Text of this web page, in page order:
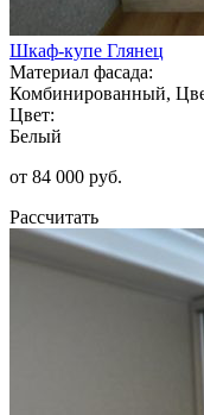
Шкаф-купе Глянец
Материал фасада:
Комбинированный,
Цвет:
Белый
от 84 000 руб.
Рассчитать